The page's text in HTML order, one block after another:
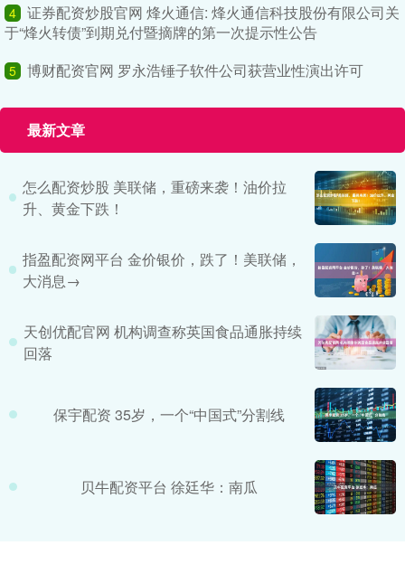
4 证券配资炒股官网 烽火通信: 烽火通信科技股份有限公司关
于“烽火转债”到期兑付暨摘牌的第一次提示性公告
5 博财配资官网 罗永浩锤子软件公司获营业性演出许可
最新文章
怎么配资炒股 美联储，重磅来袭！油价拉
升、黄金下跌！
指盈配资网平台 金价银价，跌了！美联储，
大消息→
天创优配官网 机构调查称英国食品通胀持续
回落
保宇配资 35岁，一个“中国式”分割线
贝牛配资平台 徐廷华：南瓜